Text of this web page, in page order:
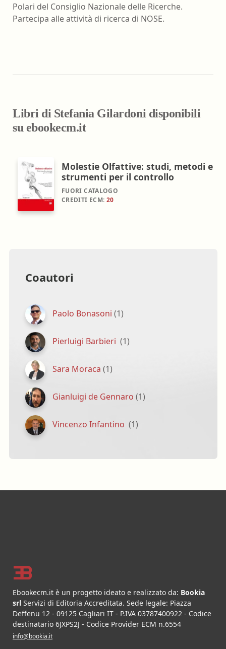
Polari del Consiglio Nazionale delle Ricerche.
Partecipa alle attività di ricerca di NOSE.
Libri di Stefania Gilardoni disponibili
su ebookecm.it
Molestie Olfattive: studi, metodi e
strumenti per il controllo
FUORI CATALOGO
CREDITI ECM: 20
Coautori
Paolo Bonasoni (1)
Pierluigi Barbieri (1)
Sara Moraca (1)
Gianluigi de Gennaro (1)
Vincenzo Infantino (1)
Ebookecm.it è un progetto ideato e realizzato da: Bookia
srl Servizi di Editoria Accreditata. Sede legale: Piazza
Deffenu 12 - 09125 Cagliari IT - P.IVA 03787400922 - Codice
destinatario 6JXPS2J - Codice Provider ECM n.6554
info@bookia.it